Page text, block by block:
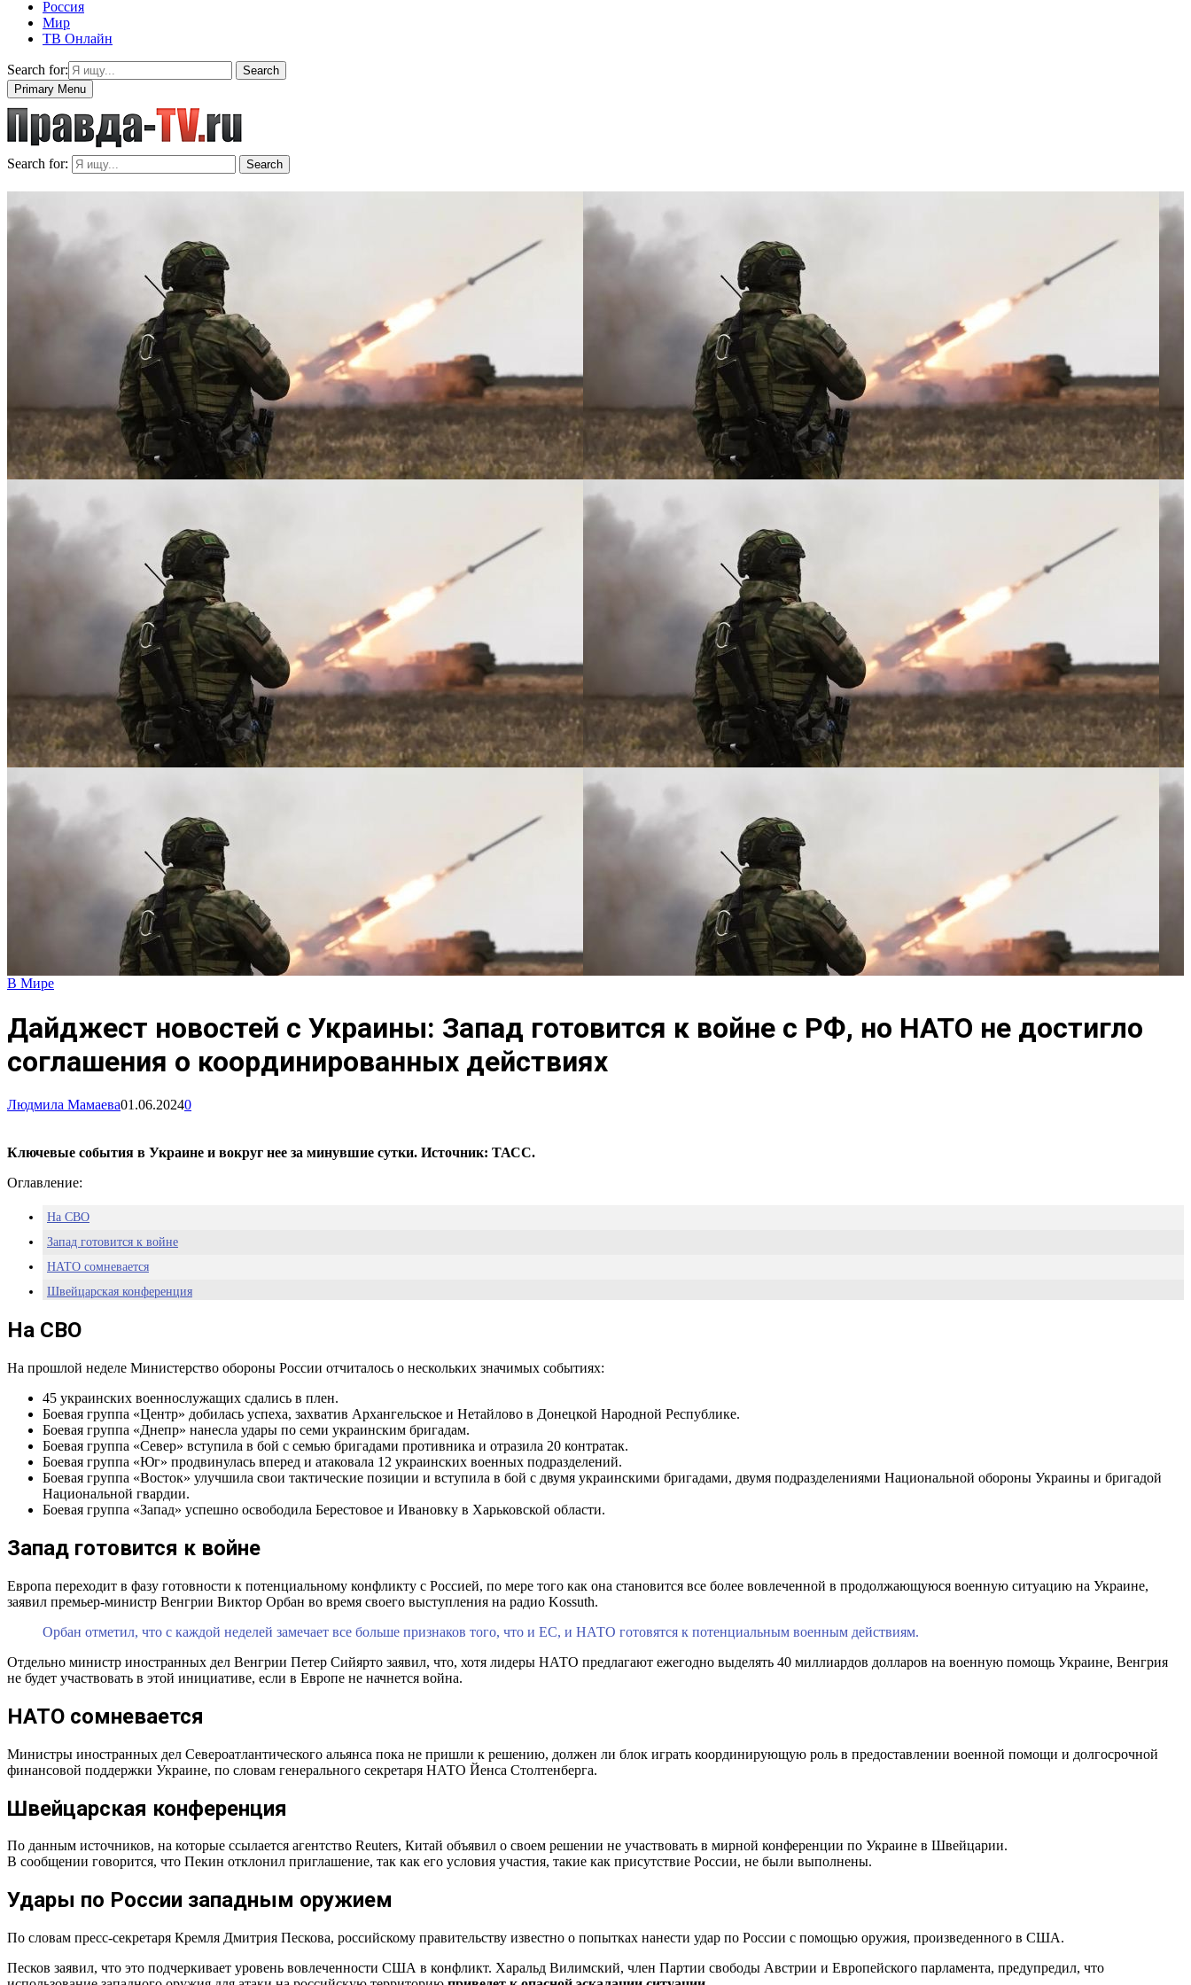
Россия
Мир
ТВ Онлайн
Search for:
Search
Primary Menu
Search for: Search
В Мире
Дайджест новостей с Украины: Запад готовится к войне с РФ, но НАТО не достигло
соглашения о координированных действиях
Людмила Мамаева01.06.20240
Ключевые события в Украине и вокруг нее за минувшие сутки. Источник: ТАСС.
Оглавление:
На СВО
Запад готовится к войне
НАТО сомневается
Швейцарская конференция
Обмен военнопленными
Санкции
На СВО
На прошлой неделе Министерство обороны России отчиталось о нескольких значимых событиях:
45 украинских военнослужащих сдались в плен.
Боевая группа «Центр» добилась успеха, захватив Архангельское и Нетайлово в Донецкой Народной Республике.
Боевая группа «Днепр» нанесла удары по семи украинским бригадам.
Боевая группа «Север» вступила в бой с семью бригадами противника и отразила 20 контратак.
Боевая группа «Юг» продвинулась вперед и атаковала 12 украинских военных подразделений.
Боевая группа «Восток» улучшила свои тактические позиции и вступила в бой с двумя украинскими бригадами, двумя подразделениями Национальной обороны Украины и бригадой
Национальной гвардии.
Боевая группа «Запад» успешно освободила Берестовое и Ивановку в Харьковской области.
Запад готовится к войне
Европа переходит в фазу готовности к потенциальному конфликту с Россией, по мере того как она становится все более вовлеченной в продолжающуюся военную ситуацию на Украине,
заявил премьер-министр Венгрии Виктор Орбан во время своего выступления на радио Kossuth.
Орбан отметил, что с каждой неделей замечает все больше признаков того, что и ЕС, и НАТО готовятся к потенциальным военным действиям.
Отдельно министр иностранных дел Венгрии Петер Сийярто заявил, что, хотя лидеры НАТО предлагают ежегодно выделять 40 миллиардов долларов на военную помощь Украине, Венгрия
не будет участвовать в этой инициативе, если в Европе не начнется война.
НАТО сомневается
Министры иностранных дел Североатлантического альянса пока не пришли к решению, должен ли блок играть координирующую роль в предоставлении военной помощи и долгосрочной
финансовой поддержки Украине, по словам генерального секретаря НАТО Йенса Столтенберга.
Швейцарская конференция
По данным источников, на которые ссылается агентство Reuters, Китай объявил о своем решении не участвовать в мирной конференции по Украине в Швейцарии.
В сообщении говорится, что Пекин отклонил приглашение, так как его условия участия, такие как присутствие России, не были выполнены.
Удары по России западным оружием
По словам пресс-секретаря Кремля Дмитрия Пескова, российскому правительству известно о попытках нанести удар по России с помощью оружия, произведенного в США.
Песков заявил, что это подчеркивает уровень вовлеченности США в конфликт. Харальд Вилимский, член Партии свободы Австрии и Европейского парламента, предупредил, что